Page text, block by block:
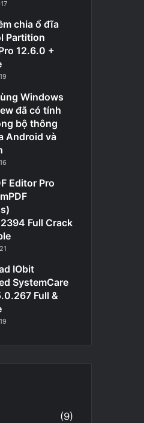
chia ổ đĩa
Partition
12.6.0 +
Windows
đã có tính
bộ thông
Android và
Editor Pro
Full Crack
IObit
SystemCare
Full &
(9)